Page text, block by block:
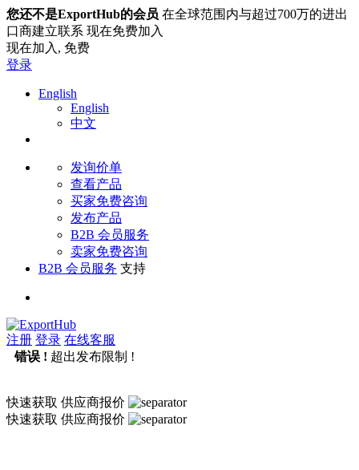
您还不是ExportHub的会员 在全球范围内与超过700万的进出
口商建立联系 现在免费加入
现在加入, 免费
登录
English
English
中文
发询价单
查看产品
买家免费咨询
发布产品
B2B 会员服务
卖家免费咨询
B2B 会员服务 支持
注册 登录 在线客服
错误 ! 超出发布限制 !
快速获取 供应商报价
快速获取 供应商报价